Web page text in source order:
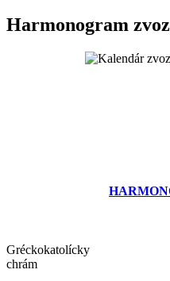
Harmonogram
Gréckokatolícky
chrám